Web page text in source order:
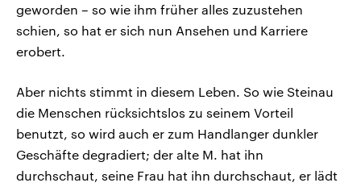
geworden – so wie ihm früher alles zuzustehen
schien, so hat er sich nun Ansehen und Karriere
erobert.
Aber nichts stimmt in diesem Leben. So wie Steinau
die Menschen rücksichtslos zu seinem Vorteil
benutzt, so wird auch er zum Handlanger dunkler
Geschäfte degradiert; der alte M. hat ihn
durchschaut, seine Frau hat ihn durchschaut, er lädt